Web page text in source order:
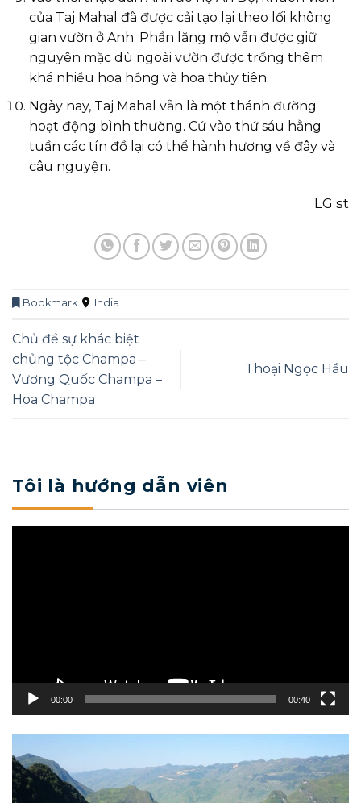
của Taj Mahal đã được cải tạo lại theo lối không
gian vườn ở Anh. Phần lăng mộ vẫn được giữ
nguyên mặc dù ngoài vườn được trồng thêm
khá nhiều hoa hồng và hoa thủy tiên.
Ngày nay, Taj Mahal vẫn là một thánh đường
hoạt động bình thường. Cứ vào thứ sáu hằng
tuần các tín đồ lại có thể hành hương về đây và
câu nguyện.
LG st
Bookmark. India
Chủ đề sự khác biệt
chủng tộc Champa –
Vương Quốc Champa –
Hoa Champa
Thoại Ngọc Hầu
Tôi là hướng dẫn viên
00:00 00:40